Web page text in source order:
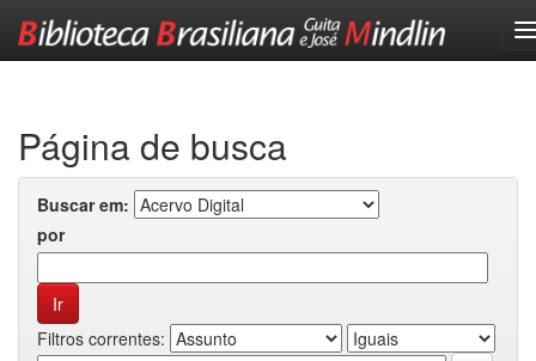
Página de busca
Buscar em:
por
Filtros correntes: